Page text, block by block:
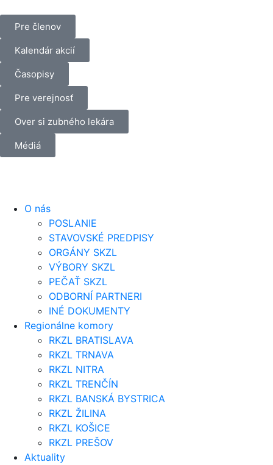
Pre členov
Kalendár akcií
Časopisy
Pre verejnosť
Over si zubného lekára
Médiá
O nás
POSLANIE
STAVOVSKÉ PREDPISY
ORGÁNY SKZL
VÝBORY SKZL
PEČAŤ SKZL
ODBORNÍ PARTNERI
INÉ DOKUMENTY
Regionálne komory
RKZL BRATISLAVA
RKZL TRNAVA
RKZL NITRA
RKZL TRENČÍN
RKZL BANSKÁ BYSTRICA
RKZL ŽILINA
RKZL KOŠICE
RKZL PREŠOV
Aktuality